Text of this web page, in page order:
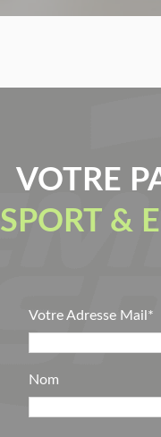
VOTRE
SPORT &
Votre Adresse Mail*
Nom